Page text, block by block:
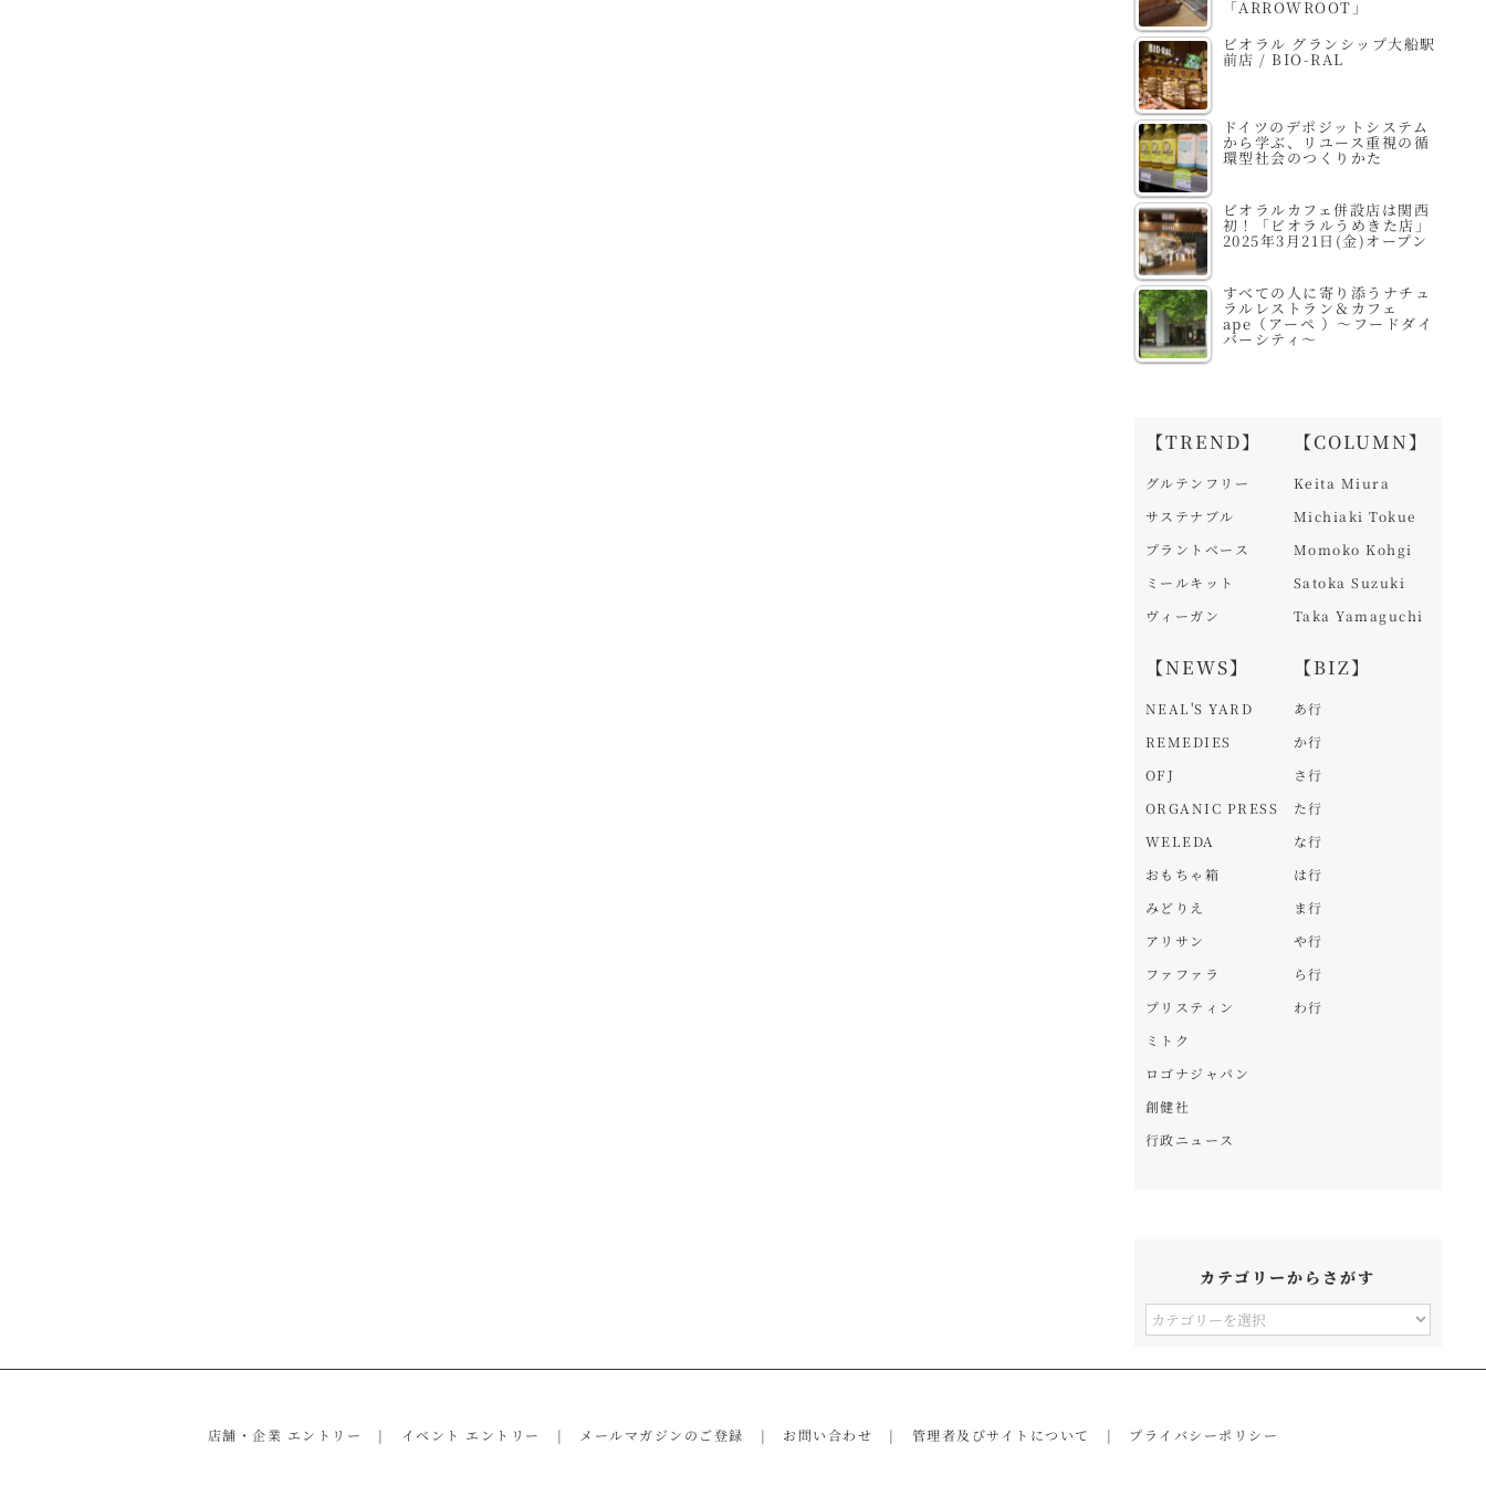
「ARROWROOT」
ビオラル グランシップ大船駅
前店 / BIO-RAL
ドイツのデポジットシステム
から学ぶ、リユース重視の循
環型社会のつくりかた
ビオラルカフェ併設店は関西
初！「ビオラルうめきた店」
2025年3月21日(金)オープン
すべての人に寄り添うナチュ
ラルレストラン＆カフェ
ape（アーペ ）～フードダイ
バーシティ～
【TREND】
グルテンフリー
サステナブル
プラントベース
ミールキット
ヴィーガン
【NEWS】
NEAL'S YARD
REMEDIES
OFJ
ORGANIC PRESS
WELEDA
おもちゃ箱
みどりえ
アリサン
ファファラ
プリスティン
ミトク
ロゴナジャパン
創健社
行政ニュース
【COLUMN】
Keita Miura
Michiaki Tokue
Momoko Kohgi
Satoka Suzuki
Taka Yamaguchi
【BIZ】
あ行
か行
さ行
た行
な行
は行
ま行
や行
ら行
わ行
カテゴリーからさがす
カ
ー
店舗・企業 エントリー イベント エントリー メールマガジンのご登録 お問い合わせ 管理者及びサイトについて プライバシーポリシー